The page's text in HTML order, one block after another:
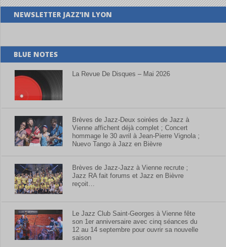
NEWSLETTER JAZZ’IN LYON
BLUE NOTES
La Revue De Disques – Mai 2026
Brèves de Jazz-Deux soirées de Jazz à
Vienne affichent déjà complet ; Concert
hommage le 30 avril à Jean-Pierre Vignola ;
Nuevo Tango à Jazz en Bièvre
Brèves de Jazz-Jazz à Vienne recrute ;
Jazz RA fait forums et Jazz en Bièvre
reçoit…
Le Jazz Club Saint-Georges à Vienne fête
son 1er anniversaire avec cinq séances du
12 au 14 septembre pour ouvrir sa nouvelle
saison